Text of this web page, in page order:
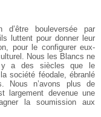
bouleversée par
luttent pour donner leur
pour le configurer eux-
Nous les Blancs ne
y a des siècles que le
société féodale, ébranlé
Nous n’avons plus de
largement devenue une
la soumission aux